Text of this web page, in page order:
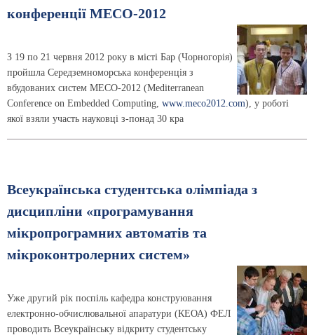
конференції МЕСО-2012
З 19 по 21 червня 2012 року в місті Бар (Чорногорія)
пройшла Середземноморська конференція з
вбудованих систем MECO-2012 (Mediterranean
Conference on Embedded Computing, www.meco2012.com), у роботі
якої взяли участь науковці з-понад 30 кра
Всеукраїнська студентська олімпіада з
дисципліни «програмування
мікропрограмних автоматів та
мікроконтролерних систем»
Уже другий рік поспіль кафедра конструювання
електронно-обчислювальної апаратури (КЕОА) ФЕЛ
проводить Всеукраїнську відкриту студентську